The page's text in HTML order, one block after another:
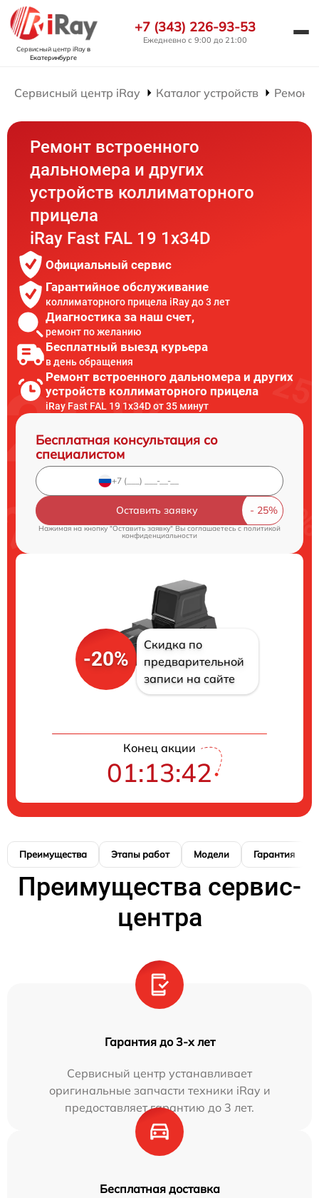
Сервисный центр iRayв
Екатеринбурге
+7 (343) 226-93-53
Ежедневно с 9:00 до 21:00
Сервисный центр iRay Каталог устройств Ремонт
Ремонт встроенного
дальномера и других
устройств коллиматорного
прицела
iRay Fast FAL 19 1x34D
Официальный сервис
Гарантийное обслуживание
коллиматорного прицела iRay до 3 лет
Диагностика за наш счет,
ремонт по желанию
Бесплатный выезд курьера
в день обращения
Ремонт встроенного дальномера и других
устройств коллиматорного прицела
iRay Fast FAL 19 1x34D от 35 минут
Бесплатная консультация со
специалистом
Оставить заявку
Нажимая на кнопку "Оставить заявку" Вы соглашаетесь cполитикой
конфиденциальности
-20%
Скидка по
предварительной
записи на сайте
Конец акции
01:13:41
Преимущества Этапы работ Модели Гарантия
Преимущества сервис-
центра
Гарантия до 3-х лет
Сервисный центр устанавливает
оригинальные запчасти техники iRay и
предоставляет гарантию до 3 лет.
Бесплатная доставка